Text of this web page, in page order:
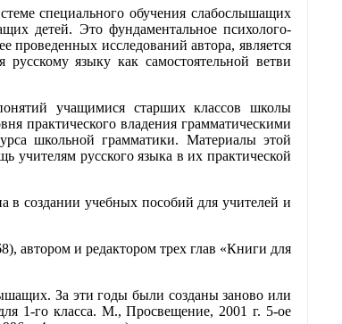
специального обучения слабослышащих
детей. Это фундаментальное психолого-
проведенных исследований автора, является
языку как самостоятельной ветви
учащимися старших классов школы
практического владения грамматическими
школьной грамматики. Материалы этой
учителям русского языка в их практической
в создании учебных пособий для учителей и
автором и редактором трех глав «Книги для
За эти годы были созданы заново или
1-го класса. М., Про­свещение, 2001 г. 5-ое